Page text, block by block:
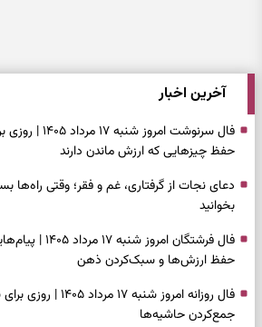
آخرین اخبار
فال سرنوشت
حفظ چیزهایی که ارزش ماندن دارند
دعای نجات از گرفتاری، غم و فقر؛ وقتی راه‌ها
بخوانید
فال فرشتگان
حفظ ارزش‌ها و سبک‌کردن ذهن
فال روزانه امروز
جمع‌کردن حاشیه‌ها